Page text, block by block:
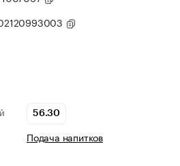
56.30
Подача напитков